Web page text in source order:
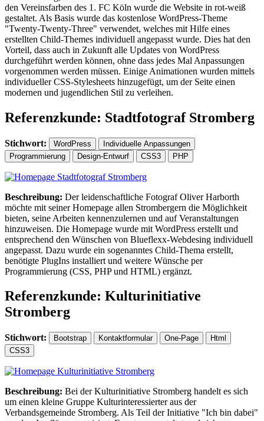
den Vereinsfarben des 1. FC Köln wurde die Website in rot-weiß
gestaltet. Als Basis wurde das kostenlose WordPress-Theme
"Twenty-Twenty-Three" verwendet, welches mit Hilfe eines
erstellten Child-Themes individuell angepasst wurde. Dies hat den
Vorteil, dass auch in Zukunft alle Updates von WordPress
durchgeführt werden können, ohne dass jedes Mal Anpassungen
vorgenommen werden müssen. Einige Animationen wurden mittels
individueller CSS-Stylesheets hinzugefügt, um der Seite einen
modernen und jugendlichen Stil zu verleihen.
Referenzkunde: Stadtfotograf Stromberg
Stichwort: WordPress
Individuelle Anpassungen
Programmierung
Design-Entwurf CSS3 PHP
Beschreibung: Der leidenschaftliche Fotograf Oliver Harborth
möchte mit seiner Homepage allen Strombergern die Möglichkeit
bieten, seine Arbeiten kennenzulernen und auf Veranstaltungen
hinzuweisen. Die Homepage wurde mit WordPress erstellt und
entsprechend den Wünschen von Blueflexx-Webdesing individuell
angepasst. Dazu wurde ein sogenanntes Child-Thema erstellt,
benötigte PlugIns installiert und weitere Wünsche per
Programmierung (CSS, PHP und HTML) ergänzt.
Referenzkunde: Kulturinitiative
Stromberg
Stichwort: Bootstrap Kontaktformular One-Page
Html
CSS3
Beschreibung: Bei der Kulturinitiative Stromberg handelt es sich
um einen kleine Gruppe Kulturinteressierter aus der
Verbandsgemeinde Stromberg. Als Teil der Initiative "Ich bin dabei"